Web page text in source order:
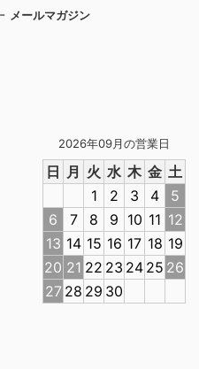
2026年09月の営業日
日 月 火 水 木 金 土
1
2 3 4
5
6
7 8 9 10 11 12
13 14 15 16 17 18 19
20 21 22 23 24 25 26
27 28 29 30
メールマガジン